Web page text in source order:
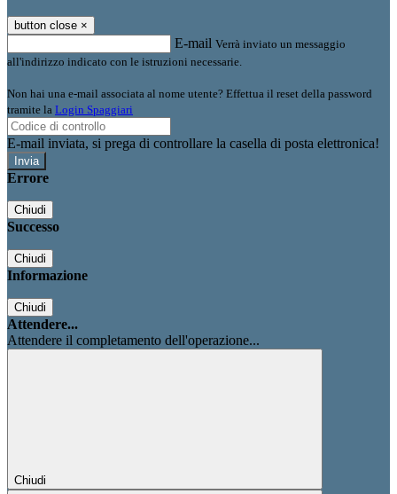
button close ×
E-mail Verrà inviato un messaggio
all'indirizzo indicato con le istruzioni necessarie.
Non hai una e-mail associata al nome utente? Effettua il reset della password
tramite la Login Spaggiari
E-mail inviata, si prega di controllare la casella di posta elettronica!
Errore
Chiudi
Successo
Chiudi
Informazione
Chiudi
Attendere...
Attendere il completamento dell'operazione...
Chiudi